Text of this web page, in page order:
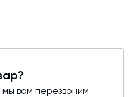
гарантируют
поддон,
элеватора очень
от пыли. Низкое
вам перезвоним